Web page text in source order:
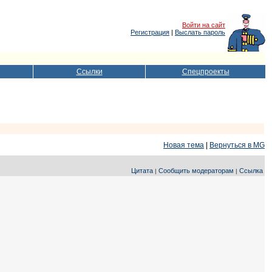
Войти на сайт
Регистрация | Выслать пароль
Ссылки Спецпроекты
Новая тема
Вернуться в MG
Цитата | Сообщить модераторам | Ссылка